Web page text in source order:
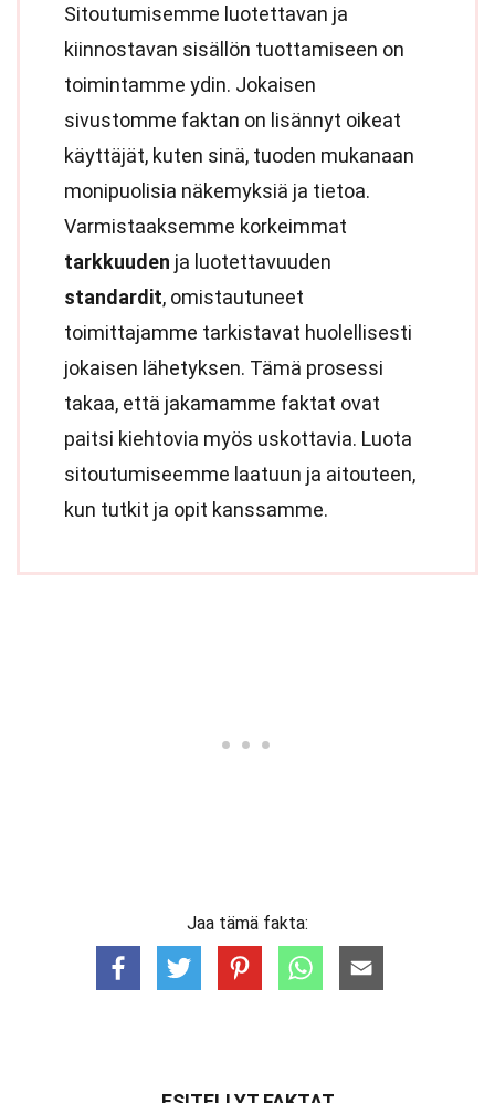
Sitoutumisemme luotettavan ja
kiinnostavan sisällön tuottamiseen on
toimintamme ydin. Jokaisen
sivustomme faktan on lisännyt oikeat
käyttäjät, kuten sinä, tuoden mukanaan
monipuolisia näkemyksiä ja tietoa.
Varmistaaksemme korkeimmat
tarkkuuden ja luotettavuuden
standardit, omistautuneet
toimittajamme tarkistavat huolellisesti
jokaisen lähetyksen. Tämä prosessi
takaa, että jakamamme faktat ovat
paitsi kiehtovia myös uskottavia. Luota
sitoutumiseemme laatuun ja aitouteen,
kun tutkit ja opit kanssamme.
Jaa tämä fakta: